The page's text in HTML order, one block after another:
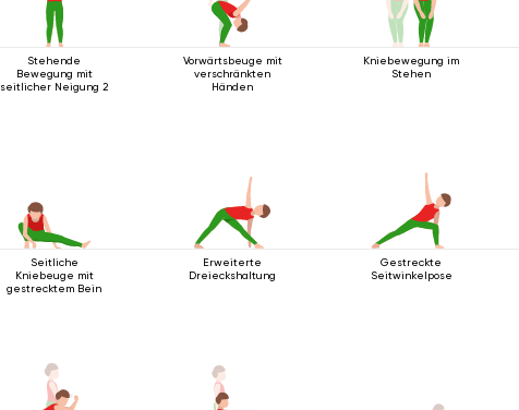
Stehende
Bewegung mit
seitlicher Neigung 2
Vorwärtsbeuge mit
verschränkten
Händen
Kniebewegung im
Stehen
Seitliche
Kniebeuge mit
gestrecktem Bein
Erweiterte
Dreieckshaltung
Gestreckte
Seitwinkelpose